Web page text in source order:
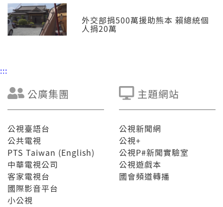
外交部捐500萬援助熊本 賴總統個
人捐20萬
:::
公廣集團
公視臺語台
公共電視
PTS Taiwan (English)
中華電視公司
客家電視台
國際影音平台
小公視
主題網站
公視新聞網
公視+
公視P#新聞實驗室
公視遊戲本
國會頻道轉播